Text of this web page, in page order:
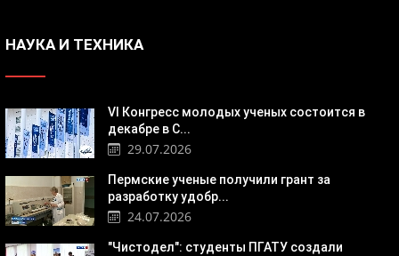
НАУКА И ТЕХНИКА
VI Конгресс молодых ученых состоится в
декабре в С...
29.07.2026
Пермские ученые получили грант за
разработку удобр...
24.07.2026
"Чистодел": студенты ПГАТУ создали